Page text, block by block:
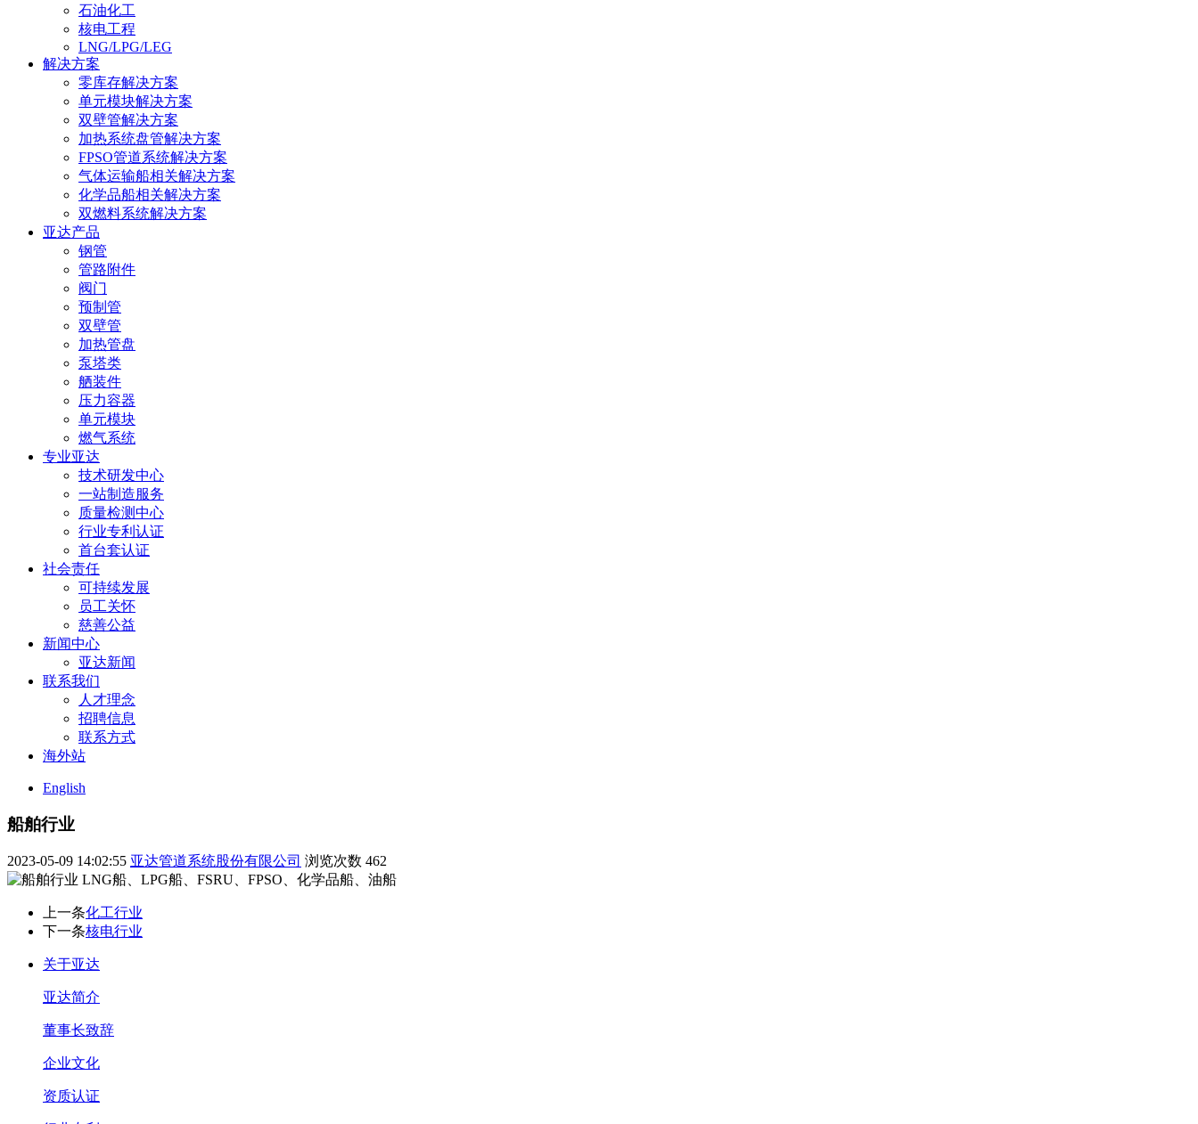
石油化工
核电工程
LNG/LPG/LEG
解决方案
零库存解决方案
单元模块解决方案
双壁管解决方案
加热系统盘管解决方案
FPSO管道系统解决方案
气体运输船相关解决方案
化学品船相关解决方案
双燃料系统解决方案
亚达产品
钢管
管路附件
阀门
预制管
双壁管
加热管盘
泵塔类
舾装件
压力容器
单元模块
燃气系统
专业亚达
技术研发中心
一站制造服务
质量检测中心
行业专利认证
首台套认证
社会责任
可持续发展
员工关怀
慈善公益
新闻中心
亚达新闻
联系我们
人才理念
招聘信息
联系方式
海外站
English
船舶行业
2023-05-09 14:02:55 亚达管道系统股份有限公司 浏览次数 462
LNG船、LPG船、FSRU、FPSO、化学品船、油船
上一条化工行业
下一条核电行业
关于亚达
亚达简介
董事长致辞
企业文化
资质认证